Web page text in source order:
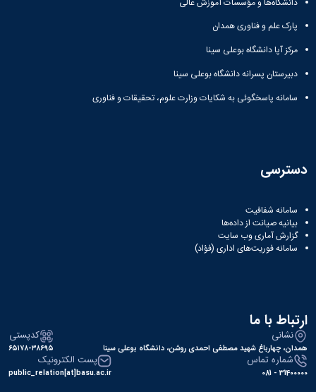
پارک علم و فناوری همدان
مرکز آپا دانشگاه بوعلی سینا
دبیرستان پسرانه دانشگاه بوعلی سینا
سامانه پاسخگوئی به شکایات وزارت علوم، تحقیقات و فناوری
دسترسی
سامانه شفافیت
بیانیه صیانت از داده‌ها
گزارش آماری وب‌ سایت
سامانه فوریت‌های اداری (فؤاد)
ارتباط با ما
نشانی
همدان، چهارباغ شهید مصطفی احمدی روشن، دانشگاه بوعلی سینا
کدپستی
۶۵۱۷۸-۳۸۶۹۵
شماره تماس
31400000 - 081
پست الکترونیک
public_relation[at]basu.ac.ir